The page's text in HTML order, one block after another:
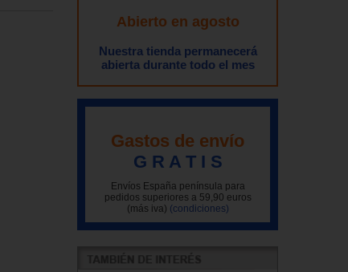
Abierto en agosto
Nuestra tienda permanecerá
abierta durante todo el mes
Gastos de envío
G R A T I S
Envíos España península para
pedidos superiores a 59,90 euros
(más iva) (condiciones)